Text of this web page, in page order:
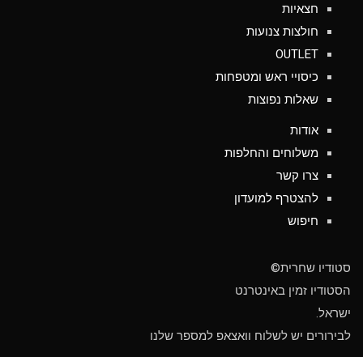
חצאיות
חולצות צנועות
OUTLET
כיסויי ראש ומטפחות
שאלות נפוצות
אודות
משלוחים והחלפות
צרו קשר
להצטרף למועדון
חיפוש
סטודיו שחרית©
הסטודיו זמין באינטרנט
ישראל.
לבירורים יש לשלוח וואצאפ למספר שלנו